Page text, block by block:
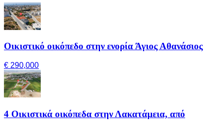
Οικιστικό οικόπεδο στην ενορία Άγιος Αθανάσιος
€ 290,000
4 Οικιστικά οικόπεδα στην Λακατάμεια, από